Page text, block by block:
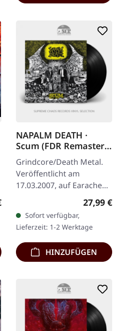
Preis:
NAPALM DEATH ·
Scum (FDR Remaster)
| BLACK LP
Grindcore/Death Metal.
Veröffentlicht am
17.03.2007, auf Earache
Records. Schwarzes Vinyl,
FDR Remaster. Napalm
Deaths "Scum" gilt als
eines der…
27,99 €
Sofort verfügbar,
Lieferzeit: 1-2 Werktage
HINZUFÜGEN